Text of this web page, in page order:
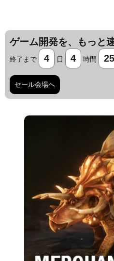
ゲーム開発を、もっと
終了まで 4 日 4 時間 25
セール会場へ